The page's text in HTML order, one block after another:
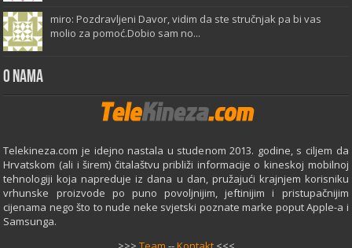
miro: Pozdravljeni Davor, vidim da ste stručnjak pa bi vas
molio za pomoć.Dobio sam no...
O Nama
Telekineza.com je idejno nastala u studenom 2013. godine, s ciljem da
Hrvatskom (ali i širem) čitalaštvu približi informacije o kineskoj mobilnoj
tehnologiji koja napreduje iz dana u dan, pružajući krajnjem korisniku
vrhunske proizvode po puno povoljnijim, jeftinijim i pristupačnijim
cijenama nego što to nude neke svjetski poznate marke poput Apple-a i
Samsunga.